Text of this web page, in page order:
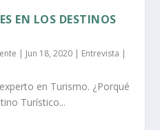
EN LOS DESTINOS
| Jun 18, 2020 | Entrevista |
en Turismo. ¿Porqué
Turístico...